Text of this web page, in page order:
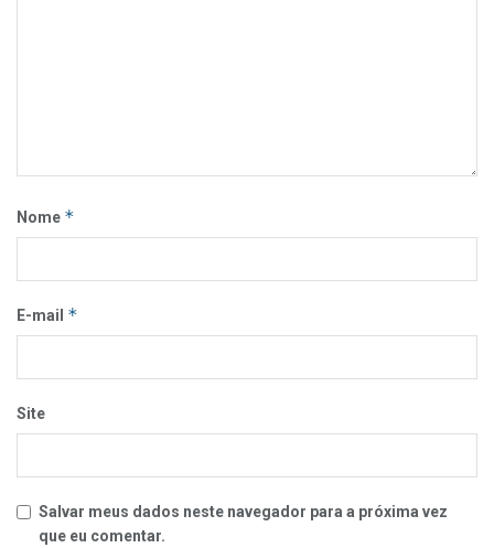
Nome *
E-mail *
Site
Salvar meus dados neste navegador para a próxima vez
que eu comentar.